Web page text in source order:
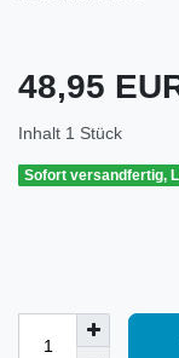
48,95
Inhalt 1 Stück
Sofort versandfertig,